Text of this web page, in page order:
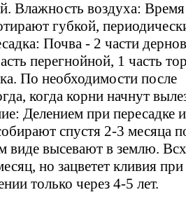
Влажность воздуха:
губкой,
Почва - 2 части
перегнойной, 1 часть
По необходимости после
когда корни начнут
Делением при пересадке
спустя 2-3 месяца
виде высевают в землю.
но зацветет кливия при
только через 4-5 лет.